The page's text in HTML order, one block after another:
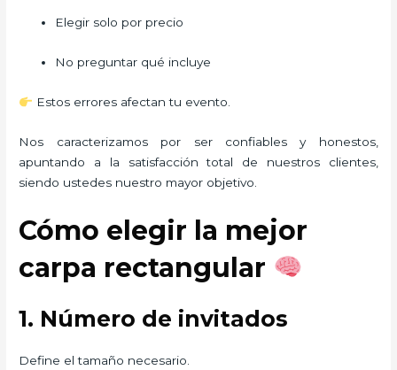
Elegir solo por precio
No preguntar qué incluye
Estos errores afectan tu evento.
Nos caracterizamos por ser confiables y honestos,
apuntando a la satisfacción total de nuestros clientes,
siendo ustedes nuestro mayor objetivo.
Cómo elegir la mejor
carpa rectangular
1. Número de invitados
Define el tamaño necesario.